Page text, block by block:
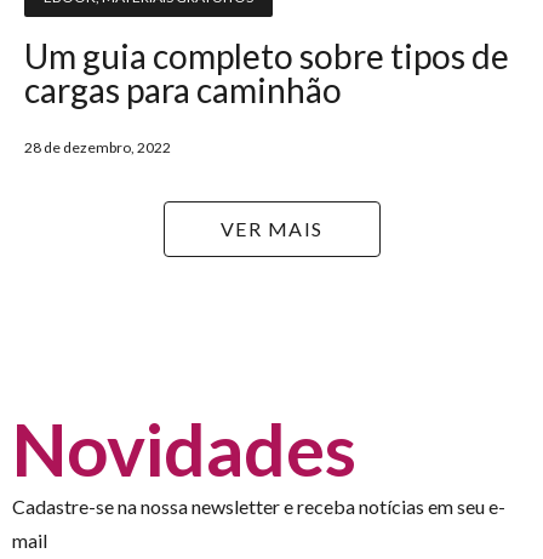
Um guia completo sobre tipos de
cargas para caminhão
28 de dezembro, 2022
VER MAIS
Novidades
Cadastre-se na nossa newsletter e receba notícias em seu e-
mail